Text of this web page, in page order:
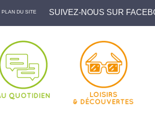
PLAN DU SITE SUIVEZ-NOUS SUR